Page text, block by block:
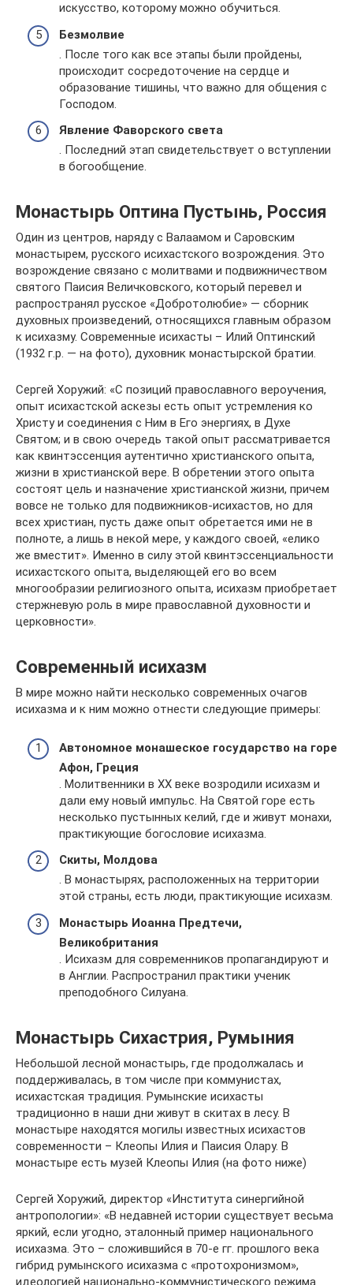
искусство, которому можно обучиться.
Безмолвие
. После того как все этапы были пройдены,
происходит сосредоточение на сердце и
образование тишины, что важно для общения с
Господом.
Явление Фаворского света
. Последний этап свидетельствует о вступлении
в богообщение.
Монастырь Оптина Пустынь, Россия
Один из центров, наряду с Валаамом и Саровским
монастырем, русского исихастского возрождения. Это
возрождение связано с молитвами и подвижничеством
святого Паисия Величковского, который перевел и
распространял русское «Добротолюбие» — сборник
духовных произведений, относящихся главным образом
к исихазму. Современные исихасты – Илий Оптинский
(1932 г.р. — на фото), духовник монастырской братии.
Сергей Хоружий: «С позиций православного вероучения,
опыт исихастской аскезы есть опыт устремления ко
Христу и соединения с Ним в Его энергиях, в Духе
Святом; и в свою очередь такой опыт рассматривается
как квинтэссенция аутентично христианского опыта,
жизни в христианской вере. В обретении этого опыта
состоят цель и назначение христианской жизни, причем
вовсе не только для подвижников-исихастов, но для
всех христиан, пусть даже опыт обретается ими не в
полноте, а лишь в некой мере, у каждого своей, «елико
же вместит». Именно в силу этой квинтэссенциальности
исихастского опыта, выделяющей его во всем
многообразии религиозного опыта, исихазм приобретает
стержневую роль в мире православной духовности и
церковности».
Современный исихазм
В мире можно найти несколько современных очагов
исихазма и к ним можно отнести следующие примеры:
Автономное монашеское государство на горе
Афон, Греция
. Молитвенники в ХХ веке возродили исихазм и
дали ему новый импульс. На Святой горе есть
несколько пустынных келий, где и живут монахи,
практикующие богословие исихазма.
Скиты, Молдова
. В монастырях, расположенных на территории
этой страны, есть люди, практикующие исихазм.
Монастырь Иоанна Предтечи,
Великобритания
. Исихазм для современников пропагандируют и
в Англии. Распространил практики ученик
преподобного Силуана.
Монастырь Сихастрия, Румыния
Небольшой лесной монастырь, где продолжалась и
поддерживалась, в том числе при коммунистах,
исихастская традиция. Румынские исихасты
традиционно в наши дни живут в скитах в лесу. В
монастыре находятся могилы известных исихастов
современности – Клеопы Илия и Паисия Олару. В
монастыре есть музей Клеопы Илия (на фото ниже)
Сергей Хоружий, директор «Института синергийной
антропологии»: «В недавней истории существует весьма
яркий, если угодно, эталонный пример национального
исихазма. Это – сложившийся в 70-е гг. прошлого века
гибрид румынского исихазма с «протохронизмом»,
идеологией национально-коммунистического режима